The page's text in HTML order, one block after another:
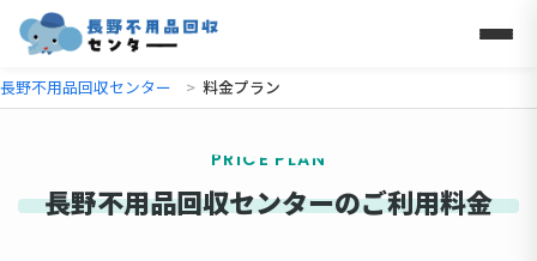
長野不用品回収センター 料金プラン
PRICE PLAN
長野不用品回収センターのご利用料金